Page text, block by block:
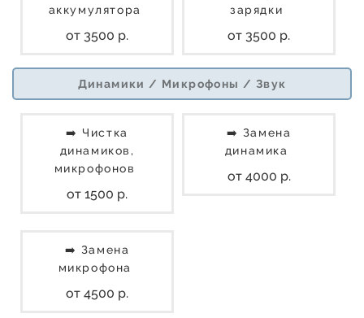
аккумулятора
от 3500 р.
зарядки
от 3500 р.
Динамики / Микрофоны / Звук
➡️ Чистка
динамиков,
микрофонов
от 1500 р.
➡️ Замена
динамика
от 4000 р.
➡️ Замена
микрофона
от 4500 р.